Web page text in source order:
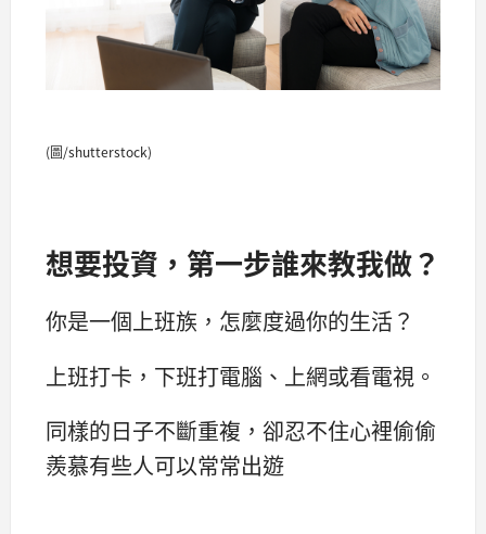
(圖/shutterstock)
想要投資，第一步誰來教我做？
你是一個上班族，怎麼度過你的生活？
上班打卡，下班打電腦、上網或看電視。
同樣的日子不斷重複，卻忍不住心裡偷偷
羨慕有些人可以常常出遊